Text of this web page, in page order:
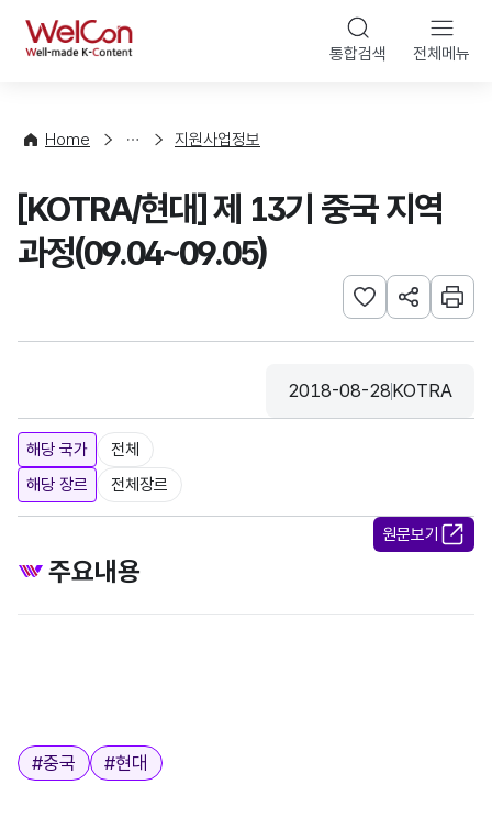
WelCon 통합검색 전체메뉴
Home
사
청
지원사업정보
[KOTRA/현대] 제 13기 중국 지역
과정(09.04~09.05)
관심사 등록하기
URL 공유하
인쇄
등록일
2018-08-28
수집기관
KOTRA
해당 국가
전체
해당 장르
전체장르
원문보기
주요내용
태그
#중국 #현대